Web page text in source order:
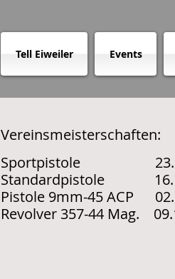
Tell Eiweiler Events
Vereinsmeisterschaften:
Sportpistole
Standardpistole
Pistole 9mm-45 ACP
Revolver 357-44 Mag.